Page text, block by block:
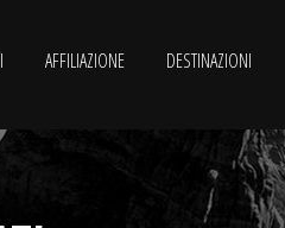
AFFILIAZIONE DESTINAZIONI